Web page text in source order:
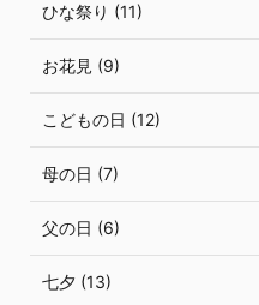
ひな祭り (11)
お花見 (9)
こどもの日 (12)
母の日 (7)
父の日 (6)
七夕 (13)